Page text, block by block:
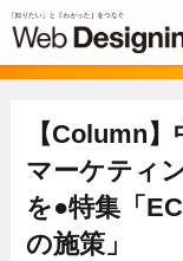
【Column
マーケティ
を●特集「
の施策」